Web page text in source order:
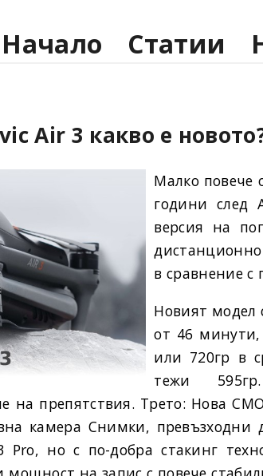
Начало Статии
Air 3 какво е
Малко повече
години след
версия на
в сравнение
Новият модел
от 46
или 720гр в
тежи
на препятствия. Трето: Нова
камера Снимки, превъзходни
Pro, но с по-добра стакинг